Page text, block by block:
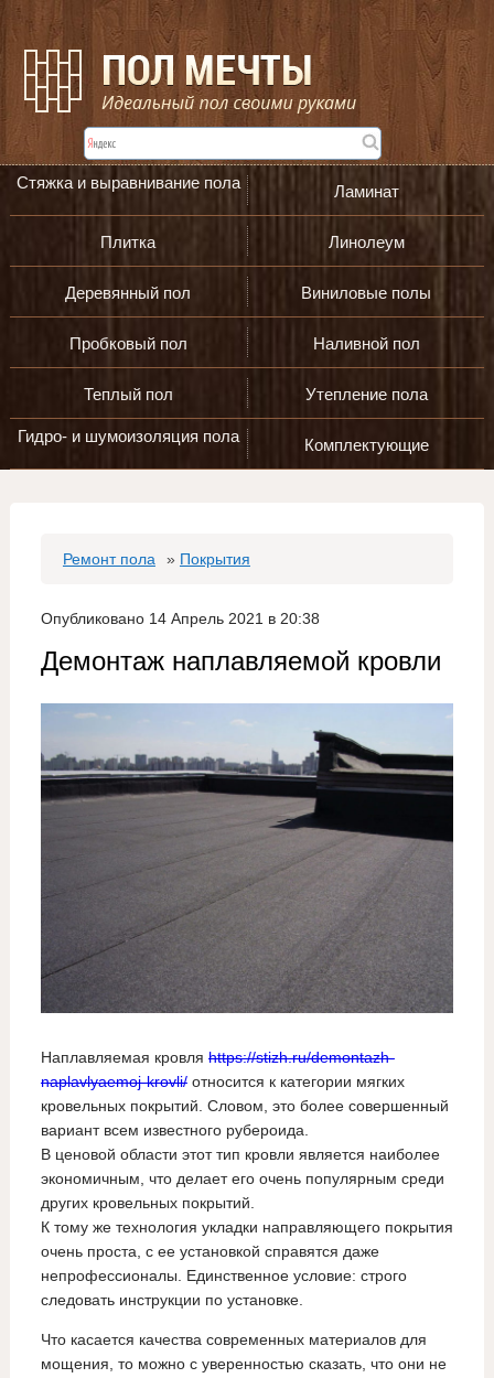
Стяжка и выравнивание пола Ламинат
Плитка Линолеум
Деревянный пол Виниловые полы
Пробковый пол Наливной пол
Теплый пол Утепление пола
Гидро- и шумоизоляция пола Комплектующие
Ремонт пола » Покрытия
Опубликовано 14 Апрель 2021 в 20:38
Демонтаж наплавляемой кровли
Наплавляемая кровля https://stizh.ru/demontazh-
naplavlyaemoj-krovli/относится к категории мягких
кровельных покрытий. Словом, это более совершенный
вариант всем известного рубероида.
В ценовой области этот тип кровли является наиболее
экономичным, что делает его очень популярным среди
других кровельных покрытий.
К тому же технология укладки направляющего покрытия
очень проста, с ее установкой справятся даже
непрофессионалы. Единственное условие: строго
следовать инструкции по установке.
Что касается качества современных материалов для
мощения, то можно с уверенностью сказать, что они не